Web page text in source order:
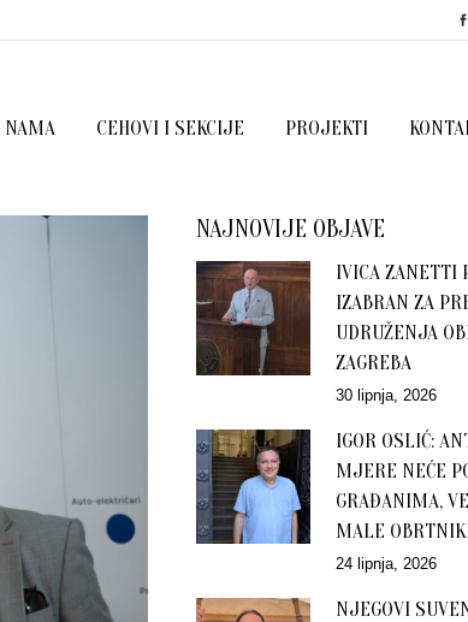
NAMA CEHOVI I SEKCIJE PROJEKTI
NAJNOVIJE OBJAVE
IVICA ZANETTI
IZABRAN ZA
UDRUŽENJA
ZAGREBA
30 lipnja, 2026
IGOR OSLIĆ:
MJERE NEĆE
GRAĐANIMA,
MALE
24 lipnja, 2026
NJEGOVI